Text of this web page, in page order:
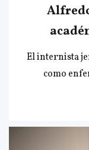
El internista
como